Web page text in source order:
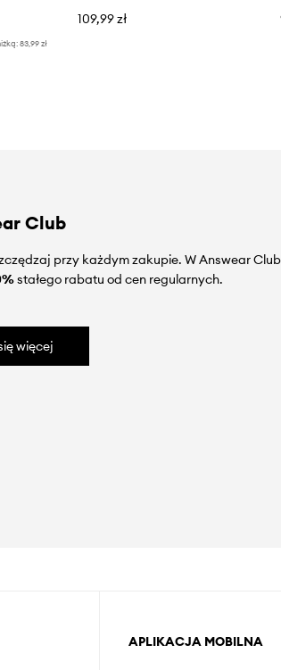
83,99 zł
109,99 zł
Club
przy każdym zakupie. W Answear Club
stałego rabatu od cen regularnych.
więcej
APLIKACJA MOBILNA